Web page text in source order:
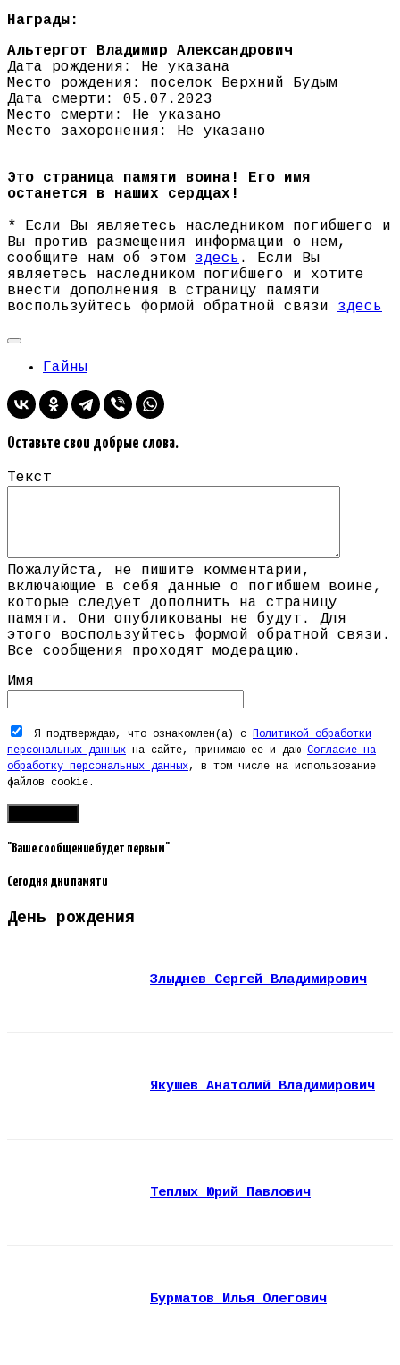
Награды:
Альтергот Владимир Александрович
Дата рождения: Не указана
Место рождения: поселок Верхний Будым
Дата смерти: 05.07.2023
Место смерти: Не указано
Место захоронения: Не указано
Это страница памяти воина! Его имя
останется в наших сердцах!
* Если Вы являетесь наследником погибшего и
Вы против размещения информации о нем,
сообщите нам об этом здесь . Если Вы
являетесь наследником погибшего и хотите
внести дополнения в страницу памяти
воспользуйтесь формой обратной связи здесь
Гайны
Оставьте свои добрые слова.
Текст
Пожалуйста, не пишите комментарии,
включающие в себя данные о погибшем воине,
которые следует дополнить на страницу
памяти. Они опубликованы не будут. Для
этого воспользуйтесь формой обратной связи.
Все сообщения проходят модерацию.
Имя
Я подтверждаю, что ознакомлен(а) с
Политикой обработки
персональных данных на сайте, принимаю ее и даю Согласие на
обработку персональных данных, в том числе на использование
файлов cookie.
"Ваше сообщение будет первым"
Сегодня дни памяти
День рождения
Злыднев Сергей Владимирович
Якушев Анатолий Владимирович
Теплых Юрий Павлович
Бурматов Илья Олегович